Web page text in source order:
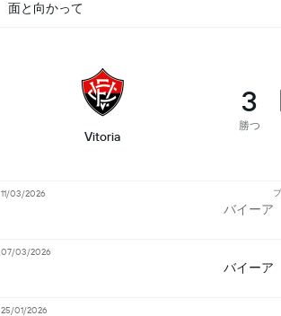
面と向かって
Vitoria
3
勝つ
バイーア
11/03/2026
バイーア
07/03/2026
25/01/2026